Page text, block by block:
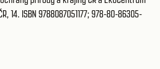
14. ISBN 9788087051177; 978-80-86305-